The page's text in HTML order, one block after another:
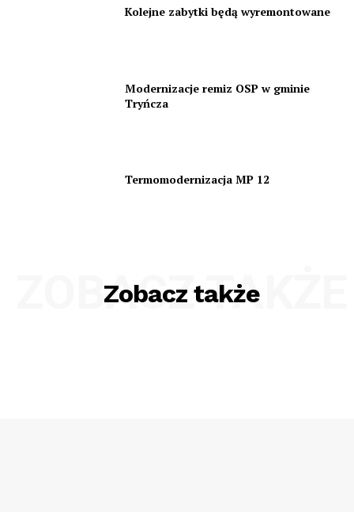
Kolejne zabytki będą wyremontowane
Modernizacje remiz OSP w gminie
Tryńcza
Termomodernizacja MP 12
Zobacz także
ZOBACZ TAKŻE